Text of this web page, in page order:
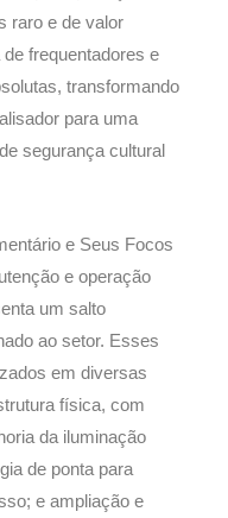
raro e de valor
frequentadores e
transformando
para uma
segurança cultural
e Seus Focos
e operação
um salto
ao setor. Esses
em diversas
física, com
da iluminação
de ponta para
e ampliação e